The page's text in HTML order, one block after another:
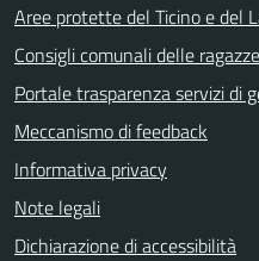
Aree protette del Ticino e del
Consigli comunali delle
Portale trasparenza servizi di
Meccanismo di feedback
Informativa privacy
Note legali
Dichiarazione di accessibilità